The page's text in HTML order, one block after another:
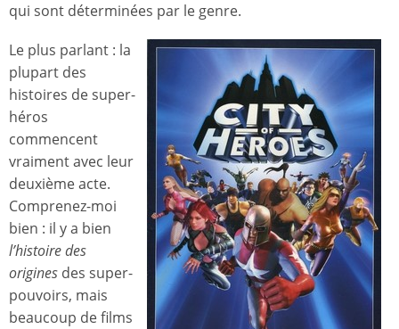
qui sont déterminées par le genre.
Le plus parlant : la
plupart des
histoires de super-
héros
commencent
vraiment avec leur
deuxième acte.
Comprenez-moi
bien : il y a bien
l’histoire des
origines des super-
pouvoirs, mais
beaucoup de films